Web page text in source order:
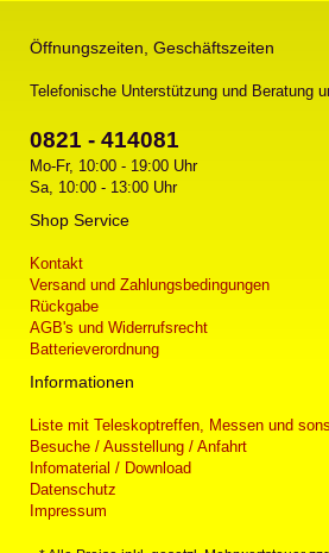
Öffnungszeiten, Geschäftszeiten
Telefonische Unterstützung und Beratung
0821 - 414081
Mo-Fr, 10:00 - 19:00 Uhr
Sa, 10:00 - 13:00 Uhr
Shop Service
Kontakt
Versand und Zahlungsbedingungen
Rückgabe
AGB's und Widerrufsrecht
Batterieverordnung
Informationen
Liste mit Teleskoptreffen, Messen und
Besuche / Ausstellung / Anfahrt
Infomaterial / Download
Datenschutz
Impressum